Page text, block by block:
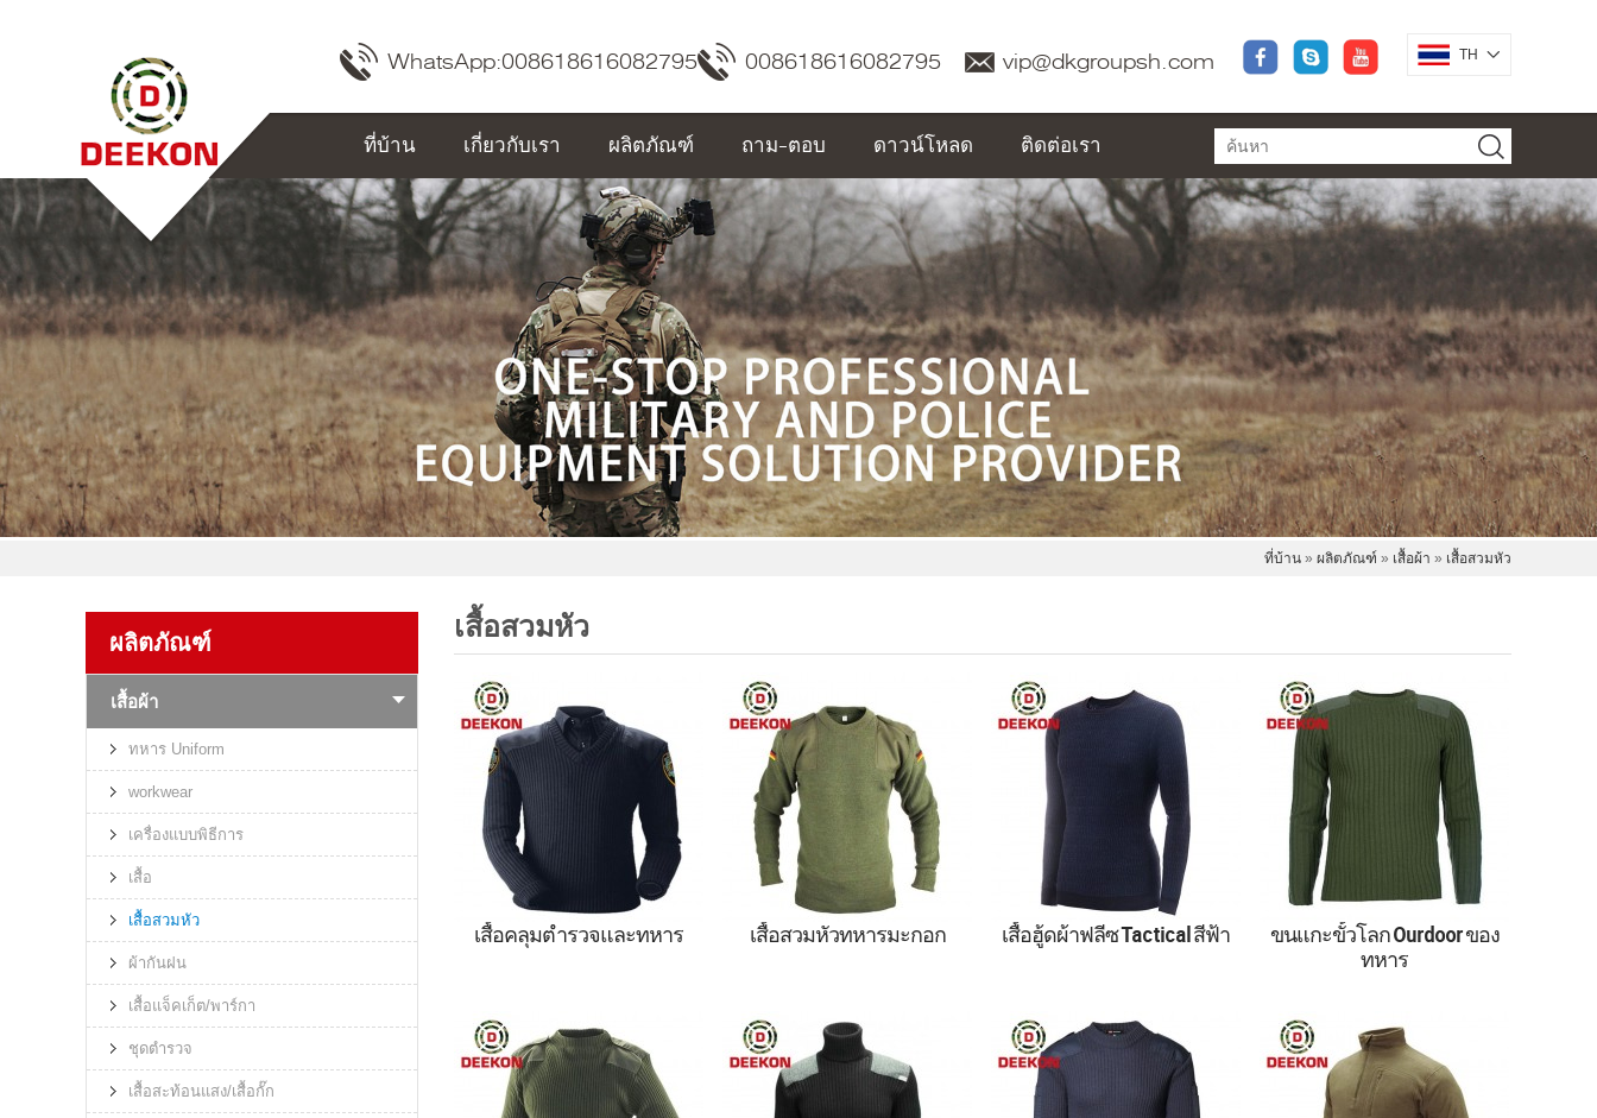
TH
vip@dkgroupsh.com
008618616082795
WhatsApp:008618616082795
ที่บ้าน เกี่ยวกับเรา ผลิตภัณฑ์ ถาม-ตอบ ดาวน์โหลด ติดต่อเรา
ที่บ้าน » ผลิตภัณฑ์ » เสื้อผ้า » เสื้อสวมหัว
เสื้อสวมหัว
,เสื้อสวมหัวพราง,เสื้อผ้า
ทหาร,เสื้อสวมหัวของกอง
ทัพ,เสื้อสวมหัวสีกรมท่า,เสื้อ
เสื้อคลุมตำรวจและทหาร
,เสื้อสวมหัวพราง,เสื้อผ้า
ทหาร,เสื้อสวมหัวกองทัพ,เสื้อ
สวมหัวสีกรมท่า,เสื้อกันหนาว
เสื้อสวมหัวทหารมะกอก
ทหาร, เสื้อสวมหัวลายพราง,
เสื้อผ้าทหาร, เสื้อสวมหัว
กองทัพ, เสื้อสวมหัวกองทัพ
เสื้อฮู้ดผ้าฟลีซ Tactical สีฟ้า
,เสื้อสวมหัวพราง,เสื้อผ้า
ทหาร,เสื้อสวมหัวกองทัพ,เสื้อ
สวมหัวสีกรมท่า,เสื้อกันหนาว
ขนแกะขั้วโลก Ourdoor ของ
ทหาร
ผลิตภัณฑ์
เสื้อผ้า
ทหาร Uniform
workwear
เครื่องแบบพิธีการ
เสื้อ
เสื้อสวมหัว
ผ้ากันฝน
เสื้อแจ็คเก็ต/พาร์กา
ชุดตำรวจ
เสื้อสะท้อนแสง/เสื้อกั๊ก